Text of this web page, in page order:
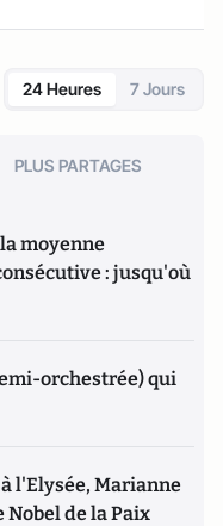
24 Heures 7 Jours
PLUS PARTAGES
moyenne
: jusqu'où
orchestrée) qui
l'Elysée, Marianne
Nobel de la Paix